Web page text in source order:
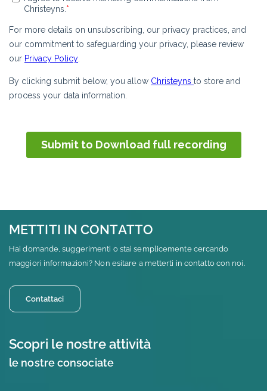
METTITI IN CONTATTO
Hai domande, suggerimenti o stai semplicemente cercando
maggiori informazioni? Non esitare a metterti in contatto con noi.
Contattaci
Scopri le nostre attività
le nostre consociate